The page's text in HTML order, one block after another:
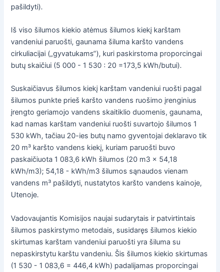
pašildyti).
Iš viso šilumos kiekio atėmus šilumos kiekį karštam
vandeniui paruošti, gaunama šiluma karšto vandens
cirkuliacijai („gyvatukams“), kuri paskirstoma proporcingai
butų skaičiui (5 000 - 1 530 : 20 =173,5 kWh/butui).
Suskaičiavus šilumos kiekį karštam vandeniui ruošti pagal
šilumos punkte prieš karšto vandens ruošimo įrenginius
įrengto geriamojo vandens skaitiklio duomenis, gaunama,
kad namas karštam vandeniui ruošti suvartojo šilumos 1
530 kWh, tačiau 20-ies butų namo gyventojai deklaravo tik
20 m³ karšto vandens kiekį, kuriam paruošti buvo
paskaičiuota 1 083,6 kWh šilumos (20 m3 x 54,18
kWh/m3); 54,18 - kWh/m3 šilumos sąnaudos vienam
vandens m³ pašildyti, nustatytos karšto vandens kainoje,
Utenoje.
Vadovaujantis Komisijos naujai sudarytais ir patvirtintais
šilumos paskirstymo metodais, susidaręs šilumos kiekio
skirtumas karštam vandeniui paruošti yra šiluma su
nepaskirstytu karštu vandeniu. Šis šilumos kiekio skirtumas
(1 530 - 1 083,6 = 446,4 kWh) padalijamas proporcingai